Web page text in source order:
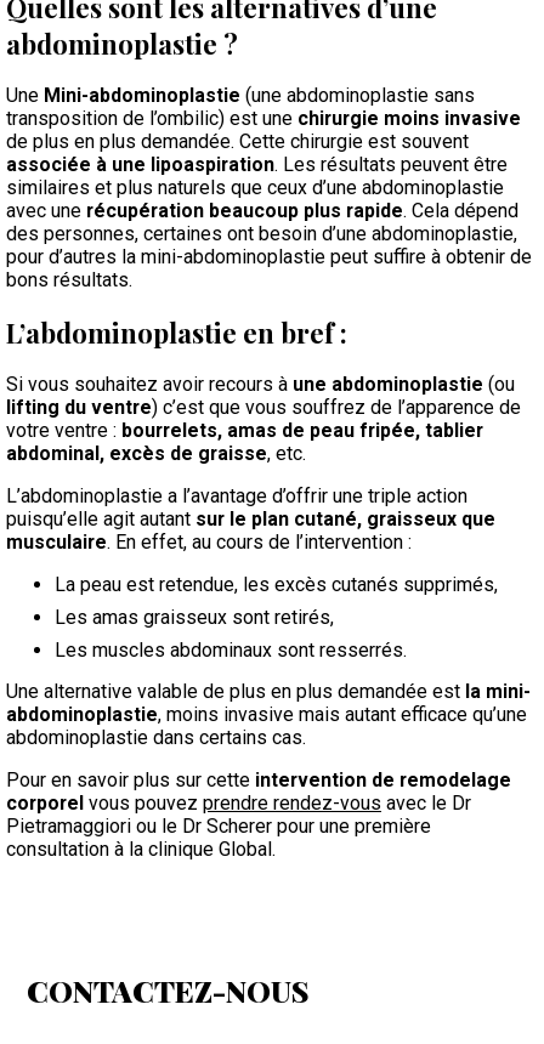
abdominoplastie ?
Une Mini-abdominoplastie (une abdominoplastie sans
transposition de l’ombilic) est une chirurgie moins invasive
de plus en plus demandée. Cette chirurgie est souvent
associée à une lipoaspiration. Les résultats peuvent être
similaires et plus naturels que ceux d’une abdominoplastie
avec une récupération beaucoup plus rapide. Cela dépend
des personnes, certaines ont besoin d’une abdominoplastie,
pour d’autres la mini-abdominoplastie peut suffire à obtenir de
bons résultats.
L’abdominoplastie en bref :
Si vous souhaitez avoir recours à une abdominoplastie (ou
lifting du ventre) c’est que vous souffrez de l’apparence de
votre ventre : bourrelets, amas de peau fripée, tablier
abdominal, excès de graisse, etc.
L’abdominoplastie a l’avantage d’offrir une triple action
puisqu’elle agit autant sur le plan cutané, graisseux que
musculaire. En effet, au cours de l’intervention :
La peau est retendue, les excès cutanés supprimés,
Les amas graisseux sont retirés,
Les muscles abdominaux sont resserrés.
Une alternative valable de plus en plus demandée est la mini-
abdominoplastie, moins invasive mais autant efficace qu’une
abdominoplastie dans certains cas.
Pour en savoir plus sur cette intervention de remodelage
corporel vous pouvez prendre rendez-vous avec le Dr
Pietramaggiori ou le Dr Scherer pour une première
consultation à la clinique Global.
CONTACTEZ-NOUS